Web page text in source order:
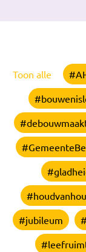
Toon alle
#jubileum